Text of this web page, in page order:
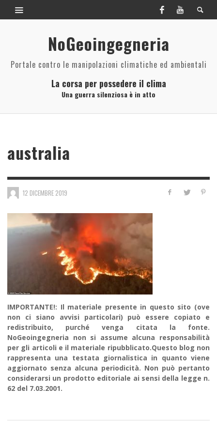
NoGeoingegneria
Portale contro le manipolazioni climatiche ed ambientali
La corsa per possedere il clima
Una guerra silenziosa è in atto
australia
12 DICEMBRE 2019
IMPORTANTE!: Il materiale presente in questo sito (ove
non ci siano avvisi particolari) può essere copiato e
redistribuito, purché venga citata la fonte.
NoGeoingegneria non si assume alcuna responsabilità
per gli articoli e il materiale ripubblicato.Questo blog non
rappresenta una testata giornalistica in quanto viene
aggiornato senza alcuna periodicità. Non può pertanto
considerarsi un prodotto editoriale ai sensi della legge n.
62 del 7.03.2001.